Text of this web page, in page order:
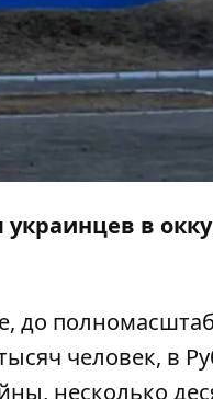
в
до
человек, в
несколько